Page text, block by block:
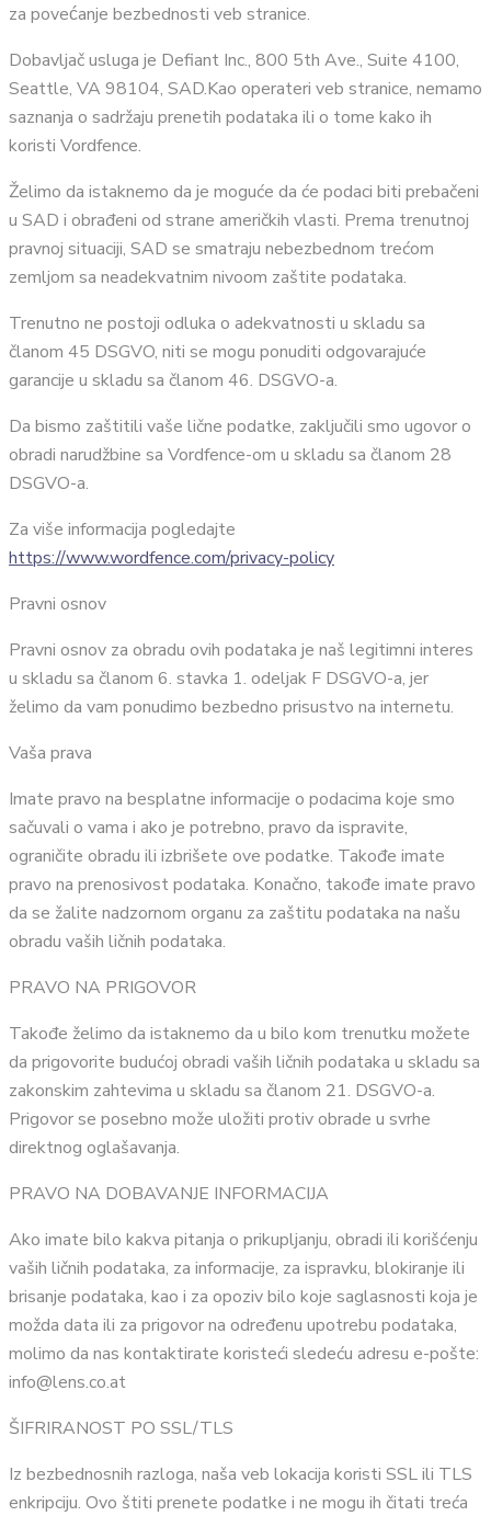
za povećanje bezbednosti veb stranice.
Dobavljač usluga je Defiant Inc., 800 5th Ave., Suite 4100,
Seattle, VA 98104, SAD.Kao operateri veb stranice, nemamo
saznanja o sadržaju prenetih podataka ili o tome kako ih
koristi Vordfence.
Želimo da istaknemo da je moguće da će podaci biti prebačeni
u SAD i obrađeni od strane američkih vlasti. Prema trenutnoj
pravnoj situaciji, SAD se smatraju nebezbednom trećom
zemljom sa neadekvatnim nivoom zaštite podataka.
Trenutno ne postoji odluka o adekvatnosti u skladu sa
članom 45 DSGVO, niti se mogu ponuditi odgovarajuće
garancije u skladu sa članom 46. DSGVO-a.
Da bismo zaštitili vaše lične podatke, zaključili smo ugovor o
obradi narudžbine sa Vordfence-om u skladu sa članom 28
DSGVO-a.
Za više informacija pogledajte
https://www.wordfence.com/privacy-policy
Pravni osnov
Pravni osnov za obradu ovih podataka je naš legitimni interes
u skladu sa članom 6. stavka 1. odeljak F DSGVO-a, jer
želimo da vam ponudimo bezbedno prisustvo na internetu.
Vaša prava
Imate pravo na besplatne informacije o podacima koje smo
sačuvali o vama i ako je potrebno, pravo da ispravite,
ograničite obradu ili izbrišete ove podatke. Takođe imate
pravo na prenosivost podataka. Konačno, takođe imate pravo
da se žalite nadzornom organu za zaštitu podataka na našu
obradu vaših ličnih podataka.
PRAVO NA PRIGOVOR
Takođe želimo da istaknemo da u bilo kom trenutku možete
da prigovorite budućoj obradi vaših ličnih podataka u skladu sa
zakonskim zahtevima u skladu sa članom 21. DSGVO-a.
Prigovor se posebno može uložiti protiv obrade u svrhe
direktnog oglašavanja.
PRAVO NA DOBAVANJE INFORMACIJA
Ako imate bilo kakva pitanja o prikupljanju, obradi ili korišćenju
vaših ličnih podataka, za informacije, za ispravku, blokiranje ili
brisanje podataka, kao i za opoziv bilo koje saglasnosti koja je
možda data ili za prigovor na određenu upotrebu podataka,
molimo da nas kontaktirate koristeći sledeću adresu e-pošte:
info@lens.co.at
ŠIFRIRANOST PO SSL/TLS
Iz bezbednosnih razloga, naša veb lokacija koristi SSL ili TLS
enkripciju. Ovo štiti prenete podatke i ne mogu ih čitati treća